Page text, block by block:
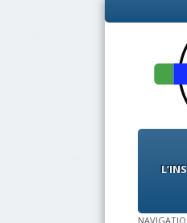
Menu
Skip
content